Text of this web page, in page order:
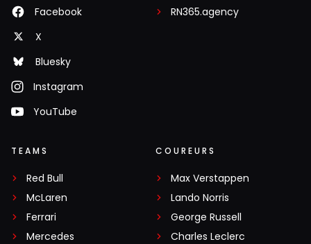
Facebook
X
Bluesky
Instagram
YouTube
RN365.agency
TEAMS
Red Bull
McLaren
Ferrari
Mercedes
COUREURS
Max Verstappen
Lando Norris
George Russell
Charles Leclerc